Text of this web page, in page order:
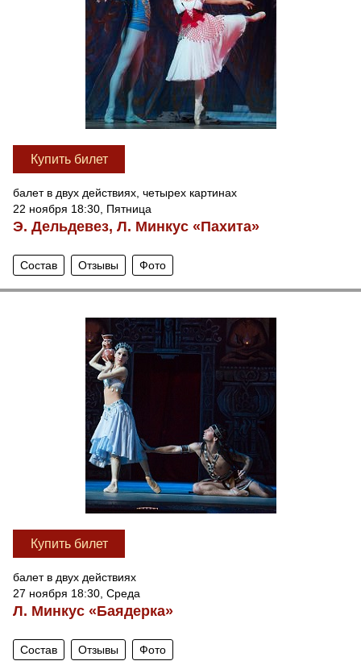
Купить билет
балет в двух действиях, четырех картинах
22 ноября 18:30, Пятница
Э. Дельдевез, Л. Минкус «Пахита»
Состав Отзывы Фото
Купить билет
балет в двух действиях
27 ноября 18:30, Среда
Л. Минкус «Баядерка»
Состав Отзывы Фото